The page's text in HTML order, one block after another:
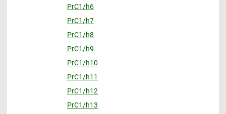
PrC1/h6
PrC1/h7
PrC1/h8
PrC1/h9
PrC1/h10
PrC1/h11
PrC1/h12
PrC1/h13